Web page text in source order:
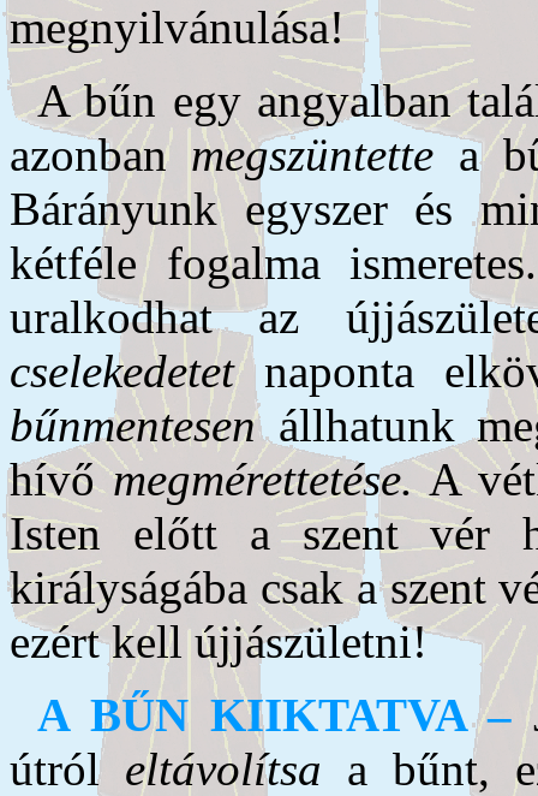
megnyilvánulása!
A bűn egy angyalban
azonban megszüntette a
Bárányunk egyszer és
kétféle fogalma
uralkodhat az
cselekedetetnaponta
bűnmentesenállhatunk
hívőmegmérettetése.A
Isten előtt a szent vér
királyságába csak a szent
ezért kell újjászületni!
A BŰN KIIKTATVA –
útról eltávolítsa a bűnt,